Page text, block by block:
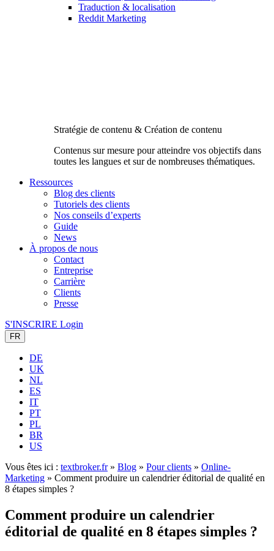
Traduction & localisation
Reddit Marketing
Stratégie de contenu & Création de contenu
Contenus sur mesure pour atteindre vos objectifs dans
toutes les langues et sur de nombreuses thématiques.
Ressources
Blog des clients
Tutoriels des clients
Nos conseils d’experts
Guide
News
À propos de nous
Contact
Entreprise
Carrière
Clients
Presse
S'INSCRIRE Login
FR
DE
UK
NL
ES
IT
PT
PL
BR
US
Vous êtes ici : textbroker.fr» Blog » Pour clients » Online-
Marketing » Comment produire un calendrier éditorial de qualité en
8 étapes simples ?
Comment produire un calendrier
éditorial de qualité en 8 étapes simples ?